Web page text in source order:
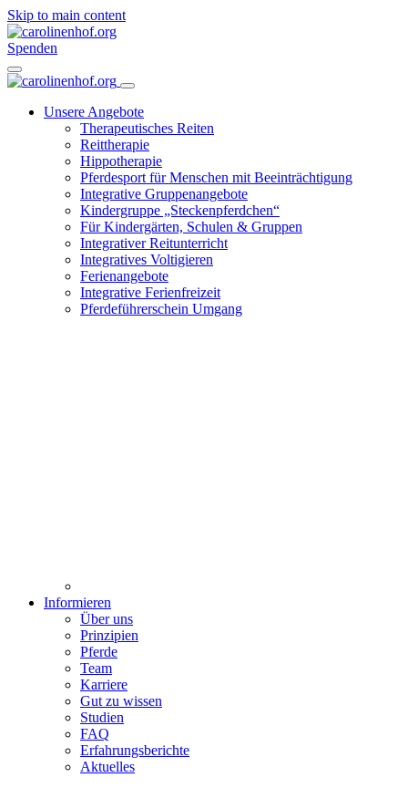
Skip to main content
Spenden
Unsere Angebote
Therapeutisches Reiten
Reittherapie
Hippotherapie
Pferdesport für Menschen mit Beeinträchtigung
Integrative Gruppenangebote
Kindergruppe „Steckenpferdchen“
Für Kindergärten, Schulen & Gruppen
Integrativer Reitunterricht
Integratives Voltigieren
Ferienangebote
Integrative Ferienfreizeit
Pferdeführerschein Umgang
Informieren
Über uns
Prinzipien
Pferde
Team
Karriere
Gut zu wissen
Studien
FAQ
Erfahrungsberichte
Aktuelles